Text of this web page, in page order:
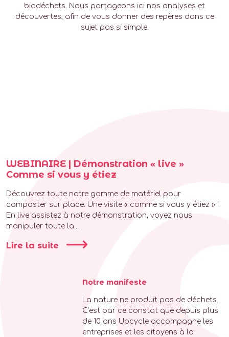
biodéchets. Nous partageons ici nos analyses et
découvertes, afin de vous donner des repères dans ce
sujet pas si simple.
WEBINAIRE | Démonstration « live »
Comme si vous y étiez
Découvrez toute notre gamme de matériel pour
composter sur place. Une visite « comme si vous y étiez » !
En live assistez à notre démonstration, voyez nous
manipuler toute la...
Lire la suite
Notre manifeste
La nature ne produit pas de déchets.
C’est par ce constat que depuis plus
de 10 ans Upcycle accompagne les
entreprises et les citoyens à la